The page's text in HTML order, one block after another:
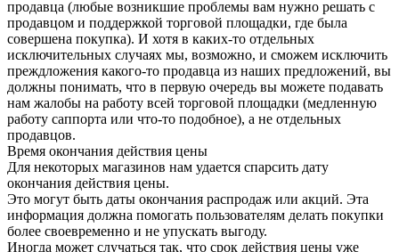
продавца (любые возникшие проблемы вам нужно решать с
продавцом и поддержкой торговой площадки, где была
совершена покупка). И хотя в каких-то отдельных
исключительных случаях мы, возможно, и сможем исключить
преждложения какого-то продавца из наших предложений, вы
должны понимать, что в первую очередь вы можете подавать
нам жалобы на работу всей торговой площадки (медленную
работу саппорта или что-то подобное), а не отдельных
продавцов.
Время окончания действия цены
Для некоторых магазинов нам удается спарсить дату
окончания действия цены.
Это могут быть даты окончания распродаж или акций. Эта
информация должна помогать пользователям делать покупки
более своевременно и не упускать выгоду.
Иногда может случаться так, что срок действия цены уже